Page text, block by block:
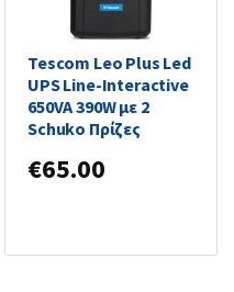
Tescom Leo Plus Led
UPS Line-Interactive
650VA 390W με 2
Schuko Πρίζες
€65.00